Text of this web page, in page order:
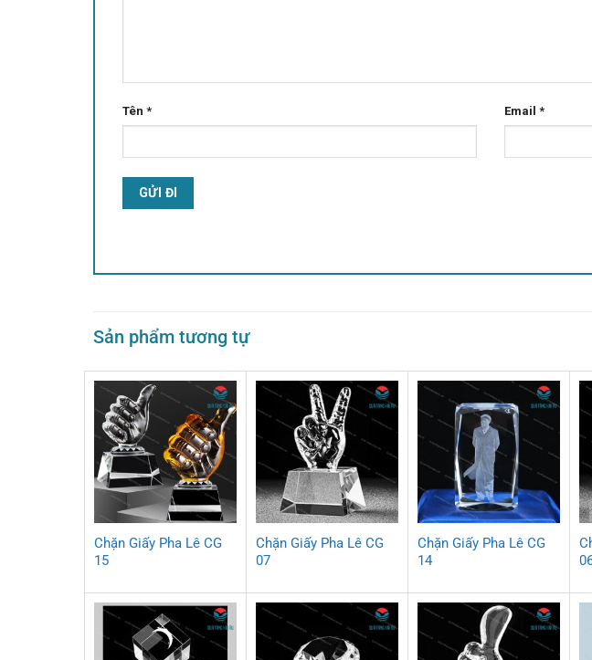
Tên * Email *
Sản phẩm tương tự
Chặn Giấy Pha Lê CG
15
Chặn Giấy Pha Lê CG
07
Chặn Giấy Pha Lê CG
14